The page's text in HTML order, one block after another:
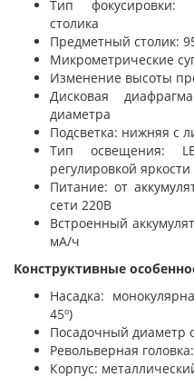
Тип фокусировки:
столика
Предметный столик:
Микрометрические
Изменение высоты
Дисковая
диаметра
Подсветка: нижняя с
Тип освещения:
регулировкой яркости
Питание: от
сети 220В
Встроенный
мА/ч
Конструктивные
Насадка:
45º)
Посадочный диаметр
Револьверная
Корпус: